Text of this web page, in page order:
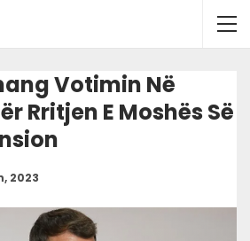
Votimin Në
Rritjen E Moshës Së
2023